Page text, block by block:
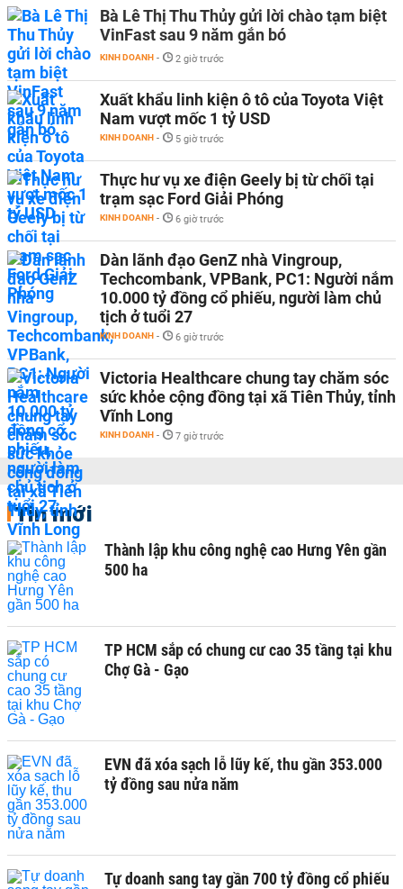
Bà Lê Thị Thu Thủy gửi lời chào tạm biệt
VinFast sau 9 năm gắn bó
KINH DOANH - 2 giờ trước
Xuất khẩu linh kiện ô tô của Toyota Việt
Nam vượt mốc 1 tỷ USD
KINH DOANH - 5 giờ trước
Thực hư vụ xe điện Geely bị từ chối tại
trạm sạc Ford Giải Phóng
KINH DOANH - 6 giờ trước
Dàn lãnh đạo GenZ nhà Vingroup,
Techcombank, VPBank, PC1: Người nắm
10.000 tỷ đồng cổ phiếu, người làm chủ
tịch ở tuổi 27
KINH DOANH - 6 giờ trước
Victoria Healthcare chung tay chăm sóc
sức khỏe cộng đồng tại xã Tiên Thủy, tỉnh
Vĩnh Long
KINH DOANH - 7 giờ trước
Tin mới
Thành lập khu công nghệ cao Hưng Yên gần
500 ha
TP HCM sắp có chung cư cao 35 tầng tại khu
Chợ Gà - Gạo
EVN đã xóa sạch lỗ lũy kế, thu gần 353.000
tỷ đồng sau nửa năm
Tự doanh sang tay gần 700 tỷ đồng cổ phiếu